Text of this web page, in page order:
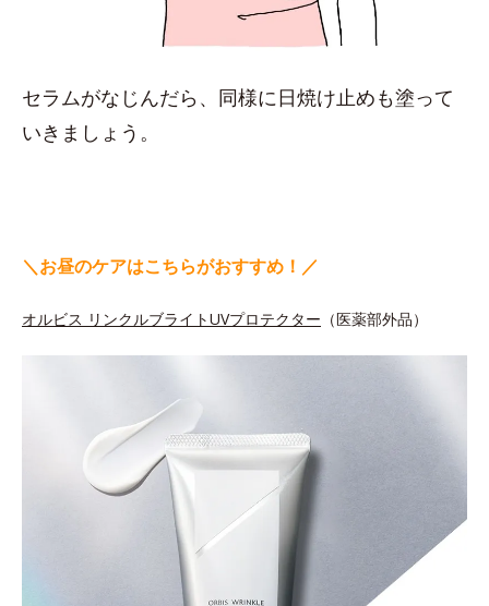
セラムがなじんだら、同様に日焼け止めも塗って
いきましょう。
＼お昼のケアはこちらがおすすめ！／
オルビス リンクルブライトUVプロテクター （医薬部外品）